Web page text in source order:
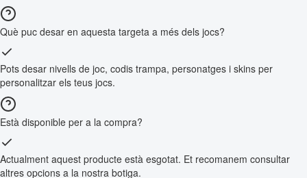
Què puc desar en aquesta targeta a més dels jocs?
Pots desar nivells de joc, codis trampa, personatges i skins per
personalitzar els teus jocs.
Està disponible per a la compra?
Actualment aquest producte està esgotat. Et recomanem consultar
altres opcions a la nostra botiga.